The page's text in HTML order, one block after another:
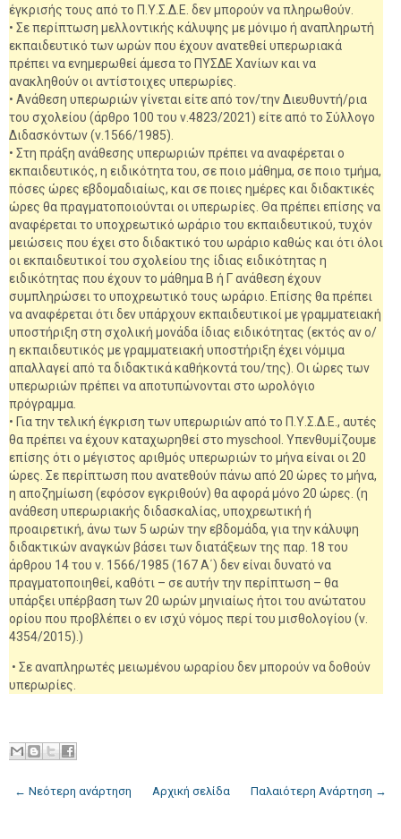
έγκρισής τους από το Π.Υ.Σ.Δ.Ε. δεν μπορούν να πληρωθούν.
• Σε περίπτωση μελλοντικής κάλυψης με μόνιμο ή αναπληρωτή
εκπαιδευτικό των ωρών που έχουν ανατεθεί υπερωριακά
πρέπει να ενημερωθεί άμεσα το ΠΥΣΔΕ Χανίων και να
ανακληθούν οι αντίστοιχες υπερωρίες.
• Ανάθεση υπερωριών γίνεται είτε από τον/την Διευθυντή/ρια
του σχολείου (άρθρο 100 του ν.4823/2021) είτε από το Σύλλογο
Διδασκόντων (ν.1566/1985).
• Στη πράξη ανάθεσης υπερωριών πρέπει να αναφέρεται ο
εκπαιδευτικός, η ειδικότητα του, σε ποιο μάθημα, σε ποιο τμήμα,
πόσες ώρες εβδομαδιαίως, και σε ποιες ημέρες και διδακτικές
ώρες θα πραγματοποιούνται οι υπερωρίες. Θα πρέπει επίσης να
αναφέρεται το υποχρεωτικό ωράριο του εκπαιδευτικού, τυχόν
μειώσεις που έχει στο διδακτικό του ωράριο καθώς και ότι όλοι
οι εκπαιδευτικοί του σχολείου της ίδιας ειδικότητας η
ειδικότητας που έχουν το μάθημα Β ή Γ ανάθεση έχουν
συμπληρώσει το υποχρεωτικό τους ωράριο. Επίσης θα πρέπει
να αναφέρεται ότι δεν υπάρχουν εκπαιδευτικοί με γραμματειακή
υποστήριξη στη σχολική μονάδα ίδιας ειδικότητας (εκτός αν ο/
η εκπαιδευτικός με γραμματειακή υποστήριξη έχει νόμιμα
απαλλαγεί από τα διδακτικά καθήκοντά του/της). Οι ώρες των
υπερωριών πρέπει να αποτυπώνονται στο ωρολόγιο
πρόγραμμα.
• Για την τελική έγκριση των υπερωριών από το Π.Υ.Σ.Δ.Ε., αυτές
θα πρέπει να έχουν καταχωρηθεί στο myschool. Υπενθυμίζουμε
επίσης ότι ο μέγιστος αριθμός υπερωριών το μήνα είναι οι 20
ώρες. Σε περίπτωση που ανατεθούν πάνω από 20 ώρες το μήνα,
η αποζημίωση (εφόσον εγκριθούν) θα αφορά μόνο 20 ώρες. (η
ανάθεση υπερωριακής διδασκαλίας, υποχρεωτική ή
προαιρετική, άνω των 5 ωρών την εβδομάδα, για την κάλυψη
διδακτικών αναγκών βάσει των διατάξεων της παρ. 18 του
άρθρου 14 του ν. 1566/1985 (167 Α΄) δεν είναι δυνατό να
πραγματοποιηθεί, καθότι – σε αυτήν την περίπτωση – θα
υπάρξει υπέρβαση των 20 ωρών μηνιαίως ήτοι του ανώτατου
ορίου που προβλέπει ο εν ισχύ νόμος περί του μισθολογίου (ν.
4354/2015).)
• Σε αναπληρωτές μειωμένου ωραρίου δεν μπορούν να δοθούν
υπερωρίες.
← Νεότερη ανάρτηση Παλαιότερη Ανάρτηση →
Αρχική σελίδα